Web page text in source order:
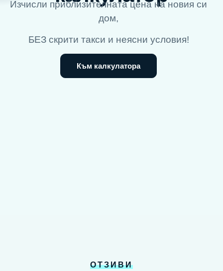
Изчисли приблизителната цена на новия си
дом,
БЕЗ скрити такси и неясни условия!
Към калкулатора
ОТЗИВИ